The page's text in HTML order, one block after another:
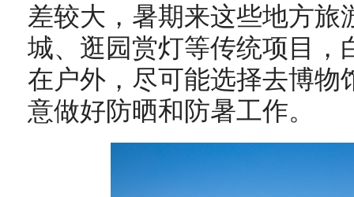
差较大，暑期来这些地方旅
城、逛园赏灯等传统项目，
在户外，尽可能选择去博物
意做好防晒和防暑工作。